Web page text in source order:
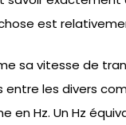
est
sa vitesse de
les divers
en Hz. Un Hz